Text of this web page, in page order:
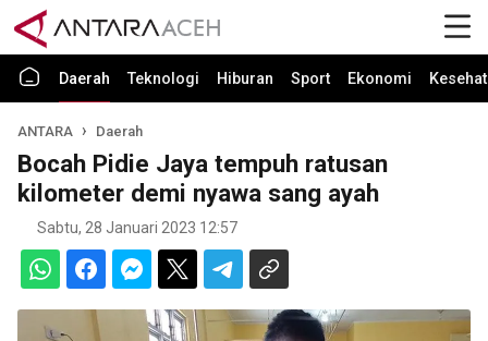
Daerah Teknologi Hiburan Sport Ekonomi
ANTARA Daerah
Bocah Pidie Jaya tempuh ratusan
kilometer demi nyawa sang ayah
Sabtu, 28 Januari 2023 12:57